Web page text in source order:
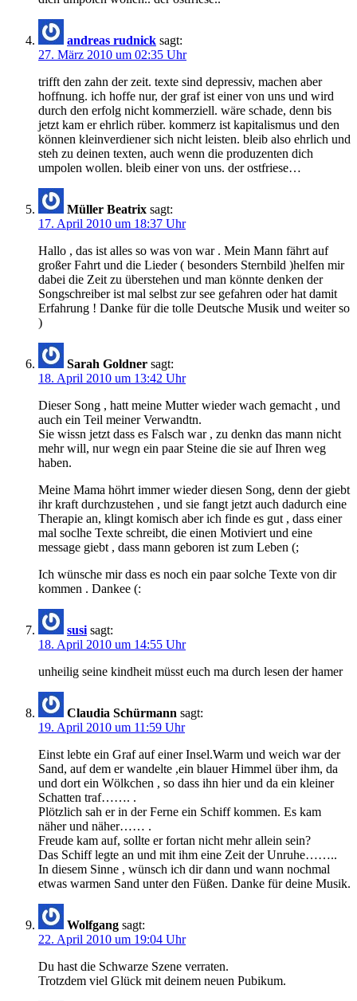
andreas rudnick sagt:
27. März 2010 um 02:35 Uhr
trifft den zahn der zeit. texte sind depressiv, machen aber
hoffnung. ich hoffe nur, der graf ist einer von uns und wird
durch den erfolg nicht kommerziell. wäre schade, denn bis
jetzt kam er ehrlich rüber. kommerz ist kapitalismus und den
können kleinverdiener sich nicht leisten. bleib also ehrlich und
steh zu deinen texten, auch wenn die produzenten dich
umpolen wollen. bleib einer von uns. der ostfriese…
Müller Beatrix sagt:
17. April 2010 um 18:37 Uhr
Hallo , das ist alles so was von war . Mein Mann fährt auf
großer Fahrt und die Lieder ( besonders Sternbild )helfen mir
dabei die Zeit zu überstehen und man könnte denken der
Songschreiber ist mal selbst zur see gefahren oder hat damit
Erfahrung ! Danke für die tolle Deutsche Musik und weiter so
)
Sarah Goldner sagt:
18. April 2010 um 13:42 Uhr
Dieser Song , hatt meine Mutter wieder wach gemacht , und
auch ein Teil meiner Verwandtn.
Sie wissn jetzt dass es Falsch war , zu denkn das mann nicht
mehr will, nur wegn ein paar Steine die sie auf Ihren weg
haben.
Meine Mama höhrt immer wieder diesen Song, denn der giebt
ihr kraft durchzustehen , und sie fangt jetzt auch dadurch eine
Therapie an, klingt komisch aber ich finde es gut , dass einer
mal soclhe Texte schreibt, die einen Motiviert und eine
message giebt , dass mann geboren ist zum Leben (;
Ich wünsche mir dass es noch ein paar solche Texte von dir
kommen . Dankee (:
susi sagt:
18. April 2010 um 14:55 Uhr
unheilig seine kindheit müsst euch ma durch lesen der hamer
Claudia Schürmann sagt:
19. April 2010 um 11:59 Uhr
Einst lebte ein Graf auf einer Insel.Warm und weich war der
Sand, auf dem er wandelte ,ein blauer Himmel über ihm, da
und dort ein Wölkchen , so dass ihn hier und da ein kleiner
Schatten traf……. .
Plötzlich sah er in der Ferne ein Schiff kommen. Es kam
näher und näher…… .
Freude kam auf, sollte er fortan nicht mehr allein sein?
Das Schiff legte an und mit ihm eine Zeit der Unruhe……..
In diesem Sinne , wünsch ich dir dann und wann nochmal
etwas warmen Sand unter den Füßen. Danke für deine Musik.
Wolfgang sagt:
22. April 2010 um 19:04 Uhr
Du hast die Schwarze Szene verraten.
Trotzdem viel Glück mit deinem neuen Pubikum.